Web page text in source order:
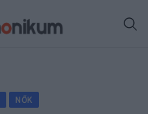
NŐK